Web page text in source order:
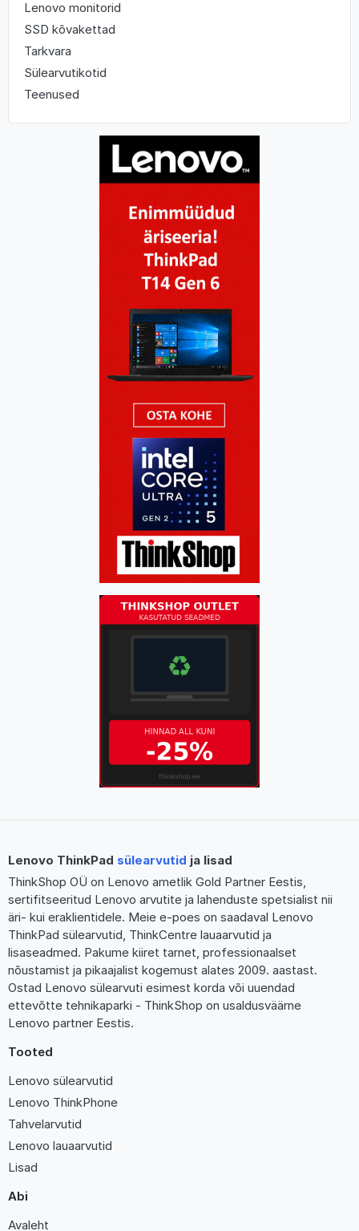
Lenovo monitorid
SSD kõvakettad
Tarkvara
Sülearvutikotid
Teenused
Lenovo ThinkPad sülearvutid ja lisad
ThinkShop OÜ on Lenovo ametlik Gold Partner Eestis,
sertifitseeritud Lenovo arvutite ja lahenduste spetsialist nii
äri- kui eraklientidele. Meie e-poes on saadaval Lenovo
ThinkPad sülearvutid, ThinkCentre lauaarvutid ja
lisaseadmed. Pakume kiiret tarnet, professionaalset
nõustamist ja pikaajalist kogemust alates 2009. aastast.
Ostad Lenovo sülearvuti esimest korda või uuendad
ettevõtte tehnikaparki - ThinkShop on usaldusväärne
Lenovo partner Eestis.
Tooted
Lenovo sülearvutid
Lenovo ThinkPhone
Tahvelarvutid
Lenovo lauaarvutid
Lisad
Abi
Avaleht